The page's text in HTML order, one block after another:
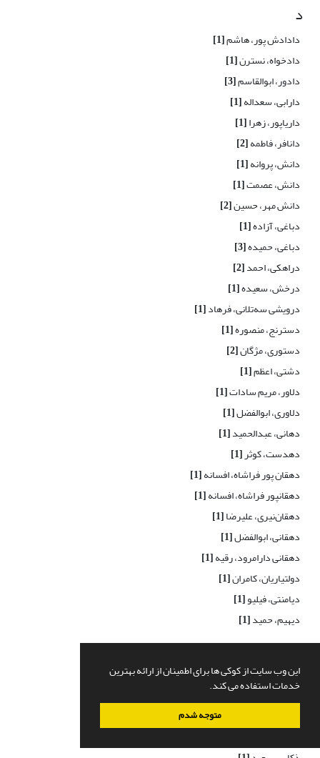
این وب سایت از کوکی ها برای اطمینان از ارائه بهترین
خدمات استفاده می کند.
متوجه شدم
د
دادادش پور، هاشم[1]
دادخواه، نسترن[1]
دادور، ابوالقاسم[3]
دارابی، سعداله[1]
داریاپور، زهرا[1]
دانافر، فاطمه[2]
دانش، پروانه[1]
دانش، عصمت[1]
دانش مهر، حسین[2]
دباغی، آزاده[1]
دباغی، حمیده[3]
دراهکی، احمد[2]
درخش، سعیده[1]
درویشی سه‌تلانی، فرهاد[1]
دسترنج، منصوره[1]
دستوری، مژگان[2]
دشتی، اعظم[1]
دلاور، مریم سادات[1]
دلاوری، ابوالفضل[1]
دهانی، عبدالحمید[1]
دهدست، کوثر[1]
دهقان پور فراشاه، افسانه[1]
دهقانپور فراشاه، افسانه[1]
دهقان‌نیری، علیرضا[1]
دهقانی، ابوالفضل[1]
دهقانی دارامرود، رقیه[1]
دولتیاریان، کامران[1]
دیامنتی، فیلیو[1]
دیهیم، حمید[1]
ذ
ذاکری، زهرا[1]
ذاکری‏هامانه، راضیه
[1]